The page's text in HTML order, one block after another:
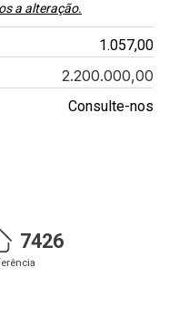
a alteração.
1.057,00
2.200.000,00
Consulte-nos
7426